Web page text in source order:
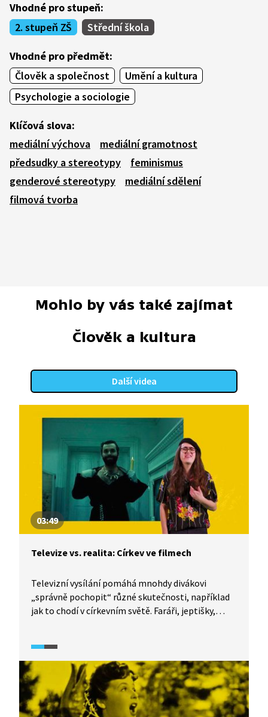
Vhodné pro stupeň:
2. stupeň ZŠ
Střední škola
Vhodné pro předmět:
Člověk a společnost
Umění a kultura
Psychologie a sociologie
Klíčová slova:
mediální výchova
mediální gramotnost
předsudky a stereotypy
feminismus
genderové stereotypy
mediální sdělení
filmová tvorba
Mohlo by vás také zajímat
Člověk a kultura
Další videa
03:49
Televize vs. realita: Církev ve filmech
Televizní vysílání pomáhá mnohdy divákovi
„správně pochopit“ různé skutečnosti, například
jak to chodí v církevním světě. Faráři, jeptišky,
čemu se věnují a čím hřeší? I o tom je
dokumentární seriál TeleRevize 2.0.